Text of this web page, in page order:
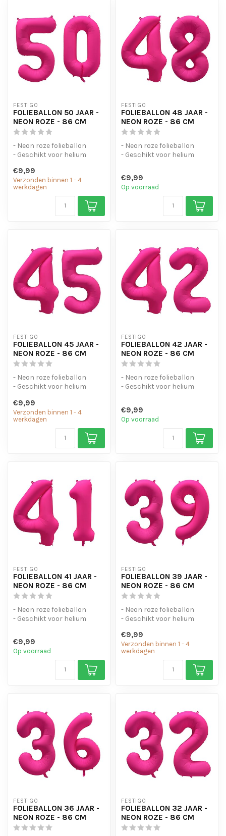
FESTIGO
FOLIEBALLON 50 JAAR -
NEON ROZE - 86 CM
- Neon roze folieballon
- Geschikt voor helium
op te...
€9,99
Verzonden binnen 1 - 4
werkdagen
FESTIGO
FOLIEBALLON 48 JAAR -
NEON ROZE - 86 CM
- Neon roze folieballon
- Geschikt voor helium
€9,99
Op voorraad
FESTIGO
FOLIEBALLON 45 JAAR -
NEON ROZE - 86 CM
- Neon roze folieballon
- Geschikt voor helium
op te...
€9,99
Verzonden binnen 1 - 4
werkdagen
FESTIGO
FOLIEBALLON 42 JAAR -
NEON ROZE - 86 CM
- Neon roze folieballon
- Geschikt voor helium
€9,99
Op voorraad
FESTIGO
FOLIEBALLON 41 JAAR -
NEON ROZE - 86 CM
- Neon roze folieballon
- Geschikt voor helium
€9,99
Op voorraad
FESTIGO
FOLIEBALLON 39 JAAR -
NEON ROZE - 86 CM
- Neon roze folieballon
- Geschikt voor helium
op te...
€9,99
Verzonden binnen 1 - 4
werkdagen
FESTIGO
FOLIEBALLON 36 JAAR -
NEON ROZE - 86 CM
FESTIGO
FOLIEBALLON 32 JAAR -
NEON ROZE - 86 CM